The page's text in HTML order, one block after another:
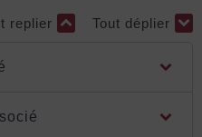
replier Tout déplier